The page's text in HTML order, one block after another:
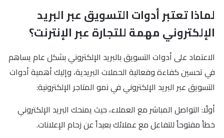
لماذا تعتبر أدوات التسويق عبر البريد
الإلكتروني مهمة للتجارة عبر الإنترنت؟
الاعتماد على أدوات التسويق بالبريد الإلكتروني بشكل عام يساهم
في تحسين كفاءة وفعالية الحملات البريدية، وإليك أهمية أدوات
التسويق عبر البريد الإلكتروني في نمو المتاجر الإلكترونية:
أولًا: التواصل المباشر مع العملاء، حيث يمنحك البريد الإلكتروني
خطاً مفتوحاً للتفاعل مع عملائك بعيداً عن زحام الإعلانات.